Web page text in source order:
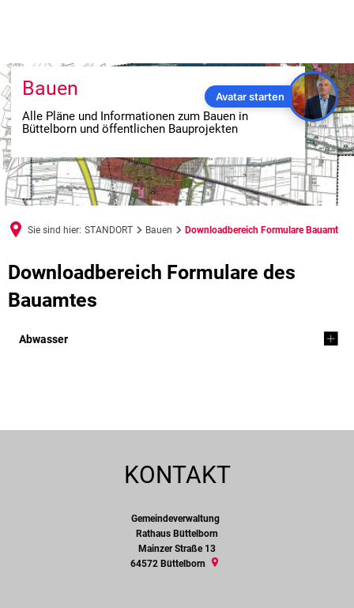
Bauen
Alle Pläne und Informationen zum Bauen in
Büttelborn und öffentlichen Bauprojekten
Sie sind hier: STANDORT Bauen Downloadbereich Formulare Bauamt
Downloadbereich
Formulare
Downloadbereich Formulare des
Bauamtes
Abwasser
KONTAKT
Gemeindeverwaltung
Rathaus Büttelborn
Mainzer Straße 13
64572 Büttelborn
Avatar starten